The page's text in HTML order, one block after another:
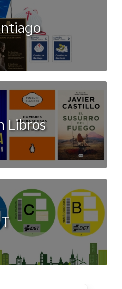
Libros